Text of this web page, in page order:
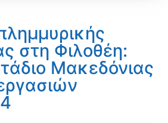
στη Φιλοθέη:
Μακεδόνιας